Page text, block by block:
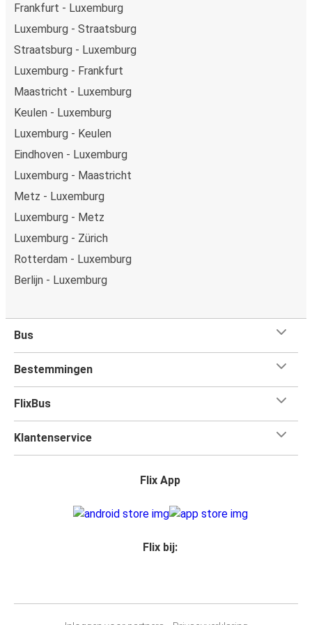
Frankfurt - Luxemburg
Luxemburg - Straatsburg
Straatsburg - Luxemburg
Luxemburg - Frankfurt
Maastricht - Luxemburg
Keulen - Luxemburg
Luxemburg - Keulen
Eindhoven - Luxemburg
Luxemburg - Maastricht
Metz - Luxemburg
Luxemburg - Metz
Luxemburg - Zürich
Rotterdam - Luxemburg
Berlijn - Luxemburg
Bus
Bestemmingen
FlixBus
Klantenservice
Flix App
Flix bij: